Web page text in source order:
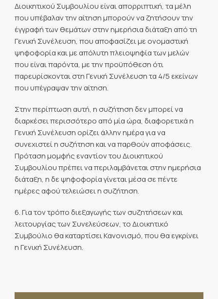
Διοικητικού Συμβουλίου είναι απορριπτική, τα μέλη
που υπέβαλαν την αίτηση μπορούν να ζητήσουν την
έγγραφή των θεμάτων στην ημερήσια διάταξη από τη
Γενική Συνέλευση, που αποφασίζει με ονομαστική
ψηφοφορία και με απόλυτη πλειοψηφία των μελών
που είναι παρόντα, με την προϋπόθεση ότι
παρευρίσκονται στη Γενική Συνέλευση τα 4/5 εκείνων
που υπέγραψαν την αίτηση.
Στην περίπτωση αυτή, η συζήτηση δεν μπορεί να
διαρκέσει περισσότερο από μία ώρα, διαφορετικά η
Γενική Συνέλευση ορίζει άλλην ημέρα για να
συνεχιστεί η συζήτηση και να παρθούν αποφάσεις.
Πρόταση μομφής εναντίον του Διοικητικού
Συμβουλίου πρέπει να περιλαμβάνεται στην ημερήσια
διάταξη, η δε ψηφοφορία γίνεται μέσα σε πέντε
ημέρες αφού τελειώσει η συζήτηση.
6. Για τον τρόπο διεξαγωγής των συζητήσεων και
λειτουργίας των Συνελεύσεων, το Διοικητικό
Συμβούλιο θα καταρτίσει Κανονισμό, που θα εγκρίνει
η Γενική Συνέλευση.